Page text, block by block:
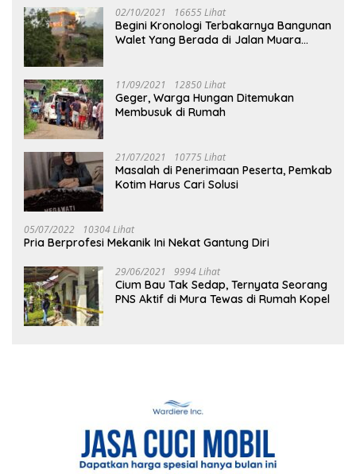
02/10/2021 16655 Lihat
Begini Kronologi Terbakarnya Bangunan
Walet Yang Berada di Jalan Muara
11/09/2021 12850 Lihat
Geger, Warga Hungan Ditemukan
Membusuk di Rumah
21/07/2021 10775 Lihat
Masalah di Penerimaan Peserta, Pemkab
Kotim Harus Cari Solusi
05/07/2022 10304 Lihat
Pria Berprofesi Mekanik Ini Nekat Gantung Diri
29/06/2021 9994 Lihat
Cium Bau Tak Sedap, Ternyata Seorang
PNS Aktif di Mura Tewas di Rumah Kopel